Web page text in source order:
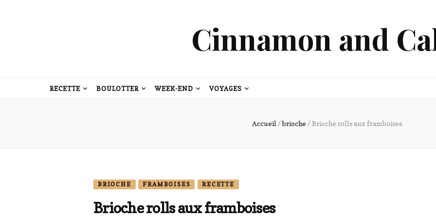
Cinnamon and
RECETTE BOULOTTER WEEK-END VOYAGES
Accueil /brioche /Brioche rolls aux framboises
BRIOCHE FRAMBOISES RECETTE
Brioche rolls aux framboises